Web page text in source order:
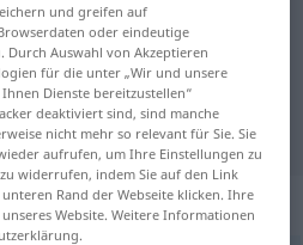
Übersetzung
Übersetzung
Verb
und greifen auf
oder eindeutige
Durch Auswahl von Akzeptieren
für die unter „Wir und unsere
Dienste bereitzustellen“
deaktiviert sind, sind manche
nicht mehr so relevant für Sie. Sie
aufrufen, um Ihre Einstellungen zu
widerrufen, indem Sie auf den Link
Rand der Webseite klicken. Ihre
Website. Weitere Informationen